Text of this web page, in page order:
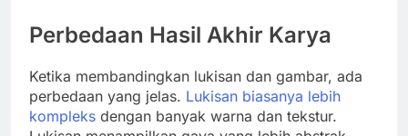
Perbedaan Hasil Akhir Karya
Ketika membandingkan lukisan dan gambar, ada
perbedaan yang jelas. Lukisan biasanya lebih
kompleks dengan banyak warna dan tekstur.